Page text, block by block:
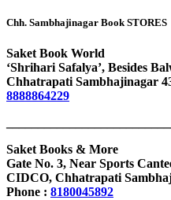
Chh. Sambhajinagar Book STORES
Saket Book World
‘Shrihari Safalya’, Besides
Chhatrapati Sambhajinagar
8888864229
Saket Books & More
Gate No. 3, Near Sports
CIDCO, Chhatrapati
Phone : 8180045892